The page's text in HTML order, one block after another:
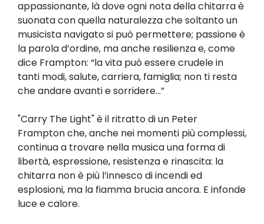
appassionante, là dove ogni nota della chitarra è
suonata con quella naturalezza che soltanto un
musicista navigato si può permettere; passione è
la parola d’ordine, ma anche resilienza e, come
dice Frampton: “la vita può essere crudele in
tanti modi, salute, carriera, famiglia; non ti resta
che andare avanti e sorridere...”
"Carry The Light" è il ritratto di un Peter
Frampton che, anche nei momenti più complessi,
continua a trovare nella musica una forma di
libertà, espressione, resistenza e rinascita: la
chitarra non è più l’innesco di incendi ed
esplosioni, ma la fiamma brucia ancora. E infonde
luce e calore.